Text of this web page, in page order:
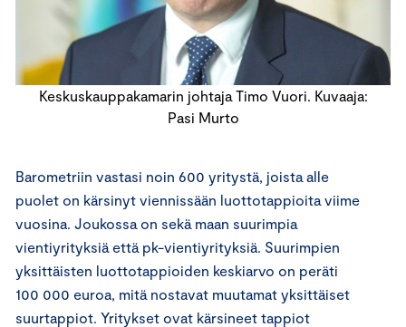
Keskuskauppakamarin johtaja Timo Vuori. Kuvaaja:
Pasi Murto
Barometriin vastasi noin 600 yritystä, joista alle
puolet on kärsinyt viennissään luottotappioita viime
vuosina. Joukossa on sekä maan suurimpia
vientiyrityksiä että pk-vientiyrityksiä. Suurimpien
yksittäisten luottotappioiden keskiarvo on peräti
100 000 euroa, mitä nostavat muutamat yksittäiset
suurtappiot. Yritykset ovat kärsineet tappiot